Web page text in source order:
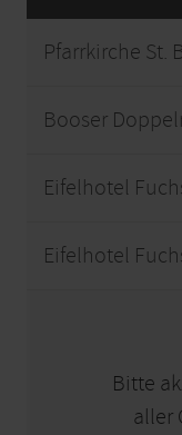
Pfarrkirche St.
Booser
Eifelhotel
Eifelhotel
Bitte
aller